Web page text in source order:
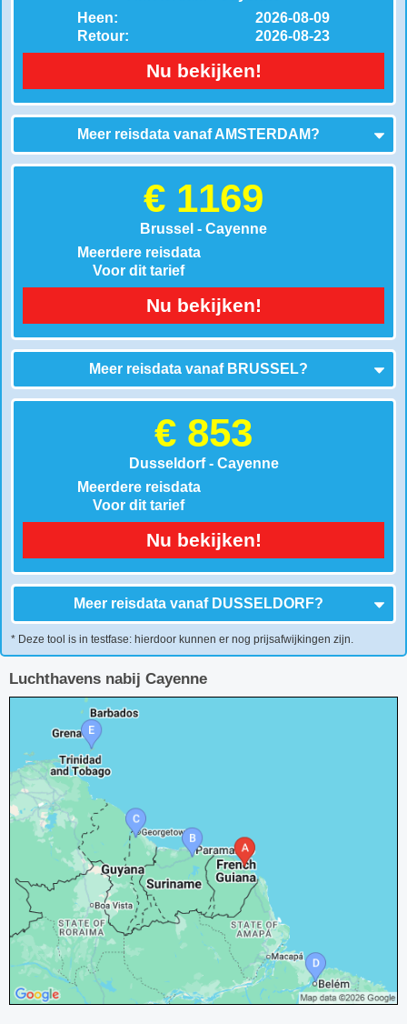
Heen:
Retour:
2026-08-09
2026-08-23
Nu bekijken!
Meer reisdata vanafAMSTERDAM?
€ 1169
Brussel - Cayenne
Meerdere reisdata
Voor dit tarief
Nu bekijken!
Meer reisdata vanaf BRUSSEL?
€ 853
Dusseldorf - Cayenne
Meerdere reisdata
Voor dit tarief
Nu bekijken!
Meer reisdata vanaf DUSSELDORF?
* Deze tool is in testfase: hierdoor kunnen er nog prijsafwijkingen zijn.
Luchthavens nabij Cayenne